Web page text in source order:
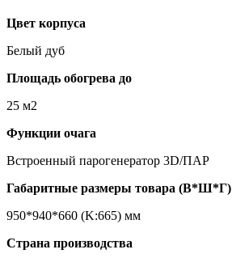
Цвет корпуса
Белый дуб
Площадь обогрева до
25 м2
Функции очага
Встроенный парогенератор 3D/ПАР
Габаритные размеры товара (В*Ш*Г)
950*940*660 (K:665) мм
Страна производства